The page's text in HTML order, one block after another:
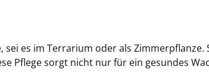
es im Terrarium oder als
Pflege sorgt nicht nur für ein gesundes